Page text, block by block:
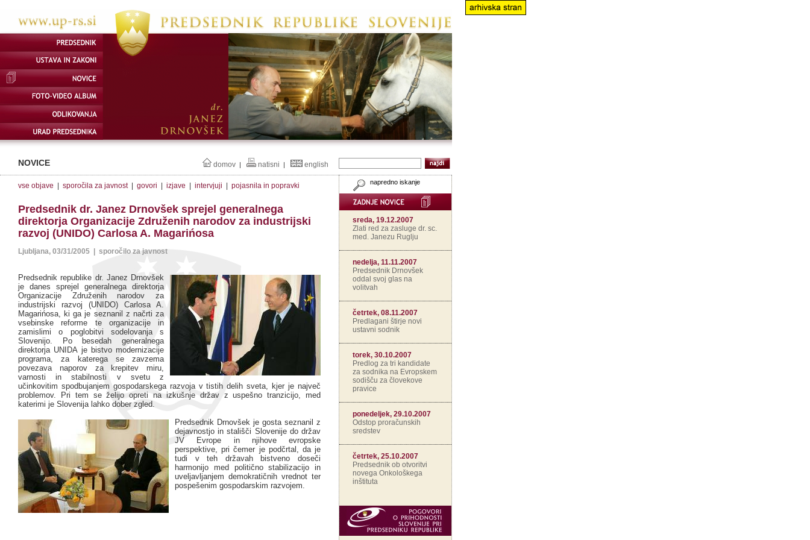
NOVICE domov | natisni | english
vse objave sporočila za javnost| govori izjave intervjuji pojasnila in popravki
Predsednik dr. Janez Drnovšek sprejel generalnega
direktorja Organizacije Združenih narodov za industrijski
razvoj (UNIDO) Carlosa A. Magarińosa
Ljubljana, 03/31/2005 | sporočilo za javnost
Predsednik republike dr. Janez Drnovšek
je danes sprejel generalnega direktorja
Organizacije Združenih narodov za
industrijski razvoj (UNIDO) Carlosa A.
Magarińosa, ki ga je seznanil z načrti za
vsebinske reforme te organizacije in
zamislimi o poglobitvi sodelovanja s
Slovenijo. Po besedah generalnega
direktorja UNIDA je bistvo modernizacije
programa, za katerega se zavzema
povezava naporov za krepitev miru,
varnosti in stabilnosti v svetu z
učinkovitim spodbujanjem gospodarskega razvoja v tistih delih sveta, kjer je največ
problemov. Pri tem se želijo opreti na izkušnje držav z uspešno tranzicijo, med
katerimi je Slovenija lahko dober zgled.
Predsednik Drnovšek je gosta seznanil z
dejavnostjo in stališči Slovenije do držav
JV Evrope in njihove evropske
perspektive, pri čemer je podčrtal, da je
tudi v teh državah bistveno doseči
harmonijo med politično stabilizacijo in
uveljavljanjem demokratičnih vrednot ter
pospešenim gospodarskim razvojem.
napredno iskanje
sreda, 19.12.2007
Zlati red za zasluge dr. sc.
med. Janezu Ruglju
nedelja, 11.11.2007
Predsednik Drnovšek
oddal svoj glas na
volitvah
četrtek, 08.11.2007
Predlagani štirje novi
ustavni sodnik
torek, 30.10.2007
Predlog za tri kandidate
za sodnika na Evropskem
sodišču za človekove
pravice
ponedeljek, 29.10.2007
Odstop proračunskih
sredstev
četrtek, 25.10.2007
Predsednik ob otvoritvi
novega Onkološkega
inštituta